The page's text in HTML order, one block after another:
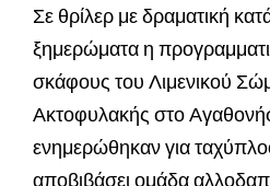
Σε θρίλερ με δραματική
ξημερώματα η
σκάφους του Λιμενικού
Ακτοφυλακής στο
ενημερώθηκαν για
αποβιβάσει ομάδα